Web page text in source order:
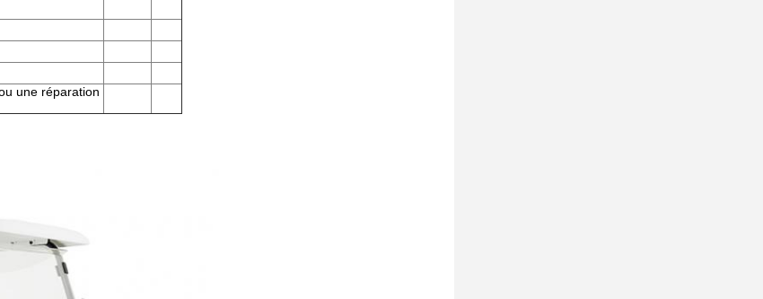
une réparation